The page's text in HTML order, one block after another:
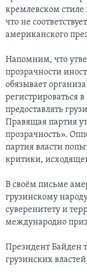
кремлевском
что не
американского
Напомним, что
прозрачности
обязывает
регистрироваться
предоставлять
Правящая партия
прозрачность».
партия власти
критики,
В своём письме
грузинскому
суверенитету и
международно
Президент Байден
грузинских